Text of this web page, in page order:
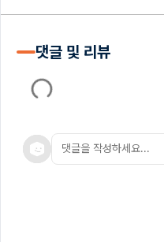
댓글 및 리뷰